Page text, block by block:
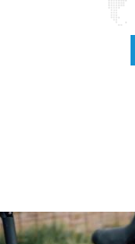
Kepler R è la gravel
lunghe...